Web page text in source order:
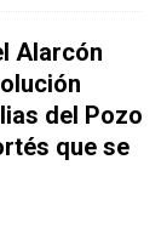
Alarcón
del Pozo
que se